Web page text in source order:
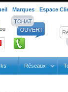
Marques Espace
Réseaux